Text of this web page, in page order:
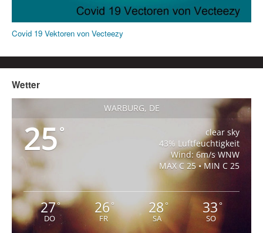
Covid 19 Vektoren von Vecteezy
Wetter
WARBURG, DE
25°
clear sky
43% Luftfeuchtigkeit
Wind: 6m/s WNW
MAX C 25 • MIN C 25
27°
DO
26°
FR
28°
SA
33°
SO